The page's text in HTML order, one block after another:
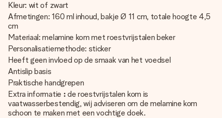
Kleur: wit of zwart
Afmetingen: 160 ml inhoud, bakje Ø 11 cm, totale hoogte 4,5
cm
Materiaal: melamine kom met roestvrijstalen beker
Personalisatiemethode: sticker
Heeft geen invloed op de smaak van het voedsel
Antislip basis
Praktische handgrepen
Extra informatie : de roestvrijstalen kom is
vaatwasserbestendig, wij adviseren om de melamine kom
schoon te maken met een vochtige doek.